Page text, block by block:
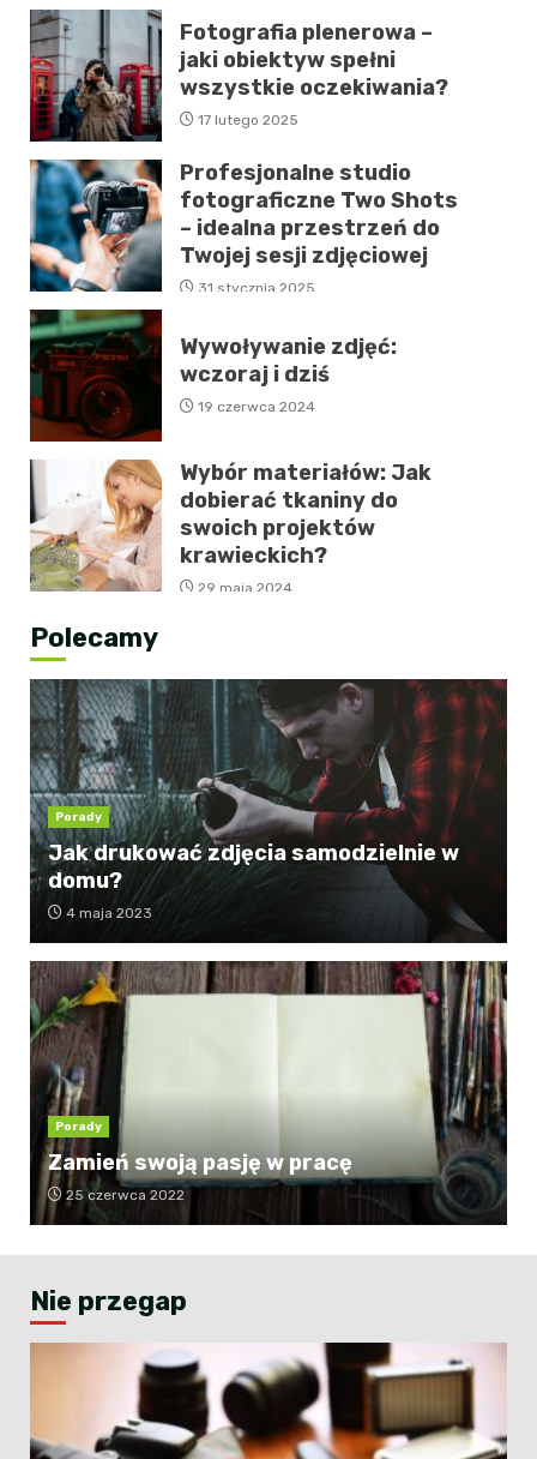
Fotografia plenerowa –
jaki obiektyw spełni
wszystkie oczekiwania?
17 lutego 2025
Profesjonalne studio
fotograficzne Two Shots
– idealna przestrzeń do
Twojej sesji zdjęciowej
31 stycznia 2025
Wywoływanie zdjęć:
wczoraj i dziś
19 czerwca 2024
Wybór materiałów: Jak
dobierać tkaniny do
swoich projektów
krawieckich?
29 maja 2024
Polecamy
Porady
Jak drukować zdjęcia samodzielnie w
domu?
4 maja 2023
Porady
Zamień swoją pasję w pracę
25 czerwca 2022
Nie przegap